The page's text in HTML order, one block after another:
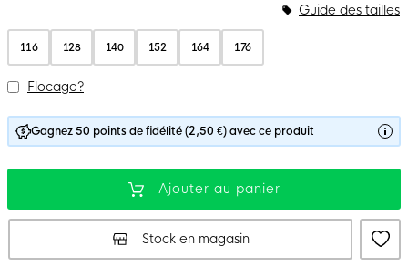
116 128 140 152 164 176
Guide des tailles
Flocage?
Gagnez 50 points de fidélité (2,50 €) avec ce produit
Ajouter au panier
Stock en magasin